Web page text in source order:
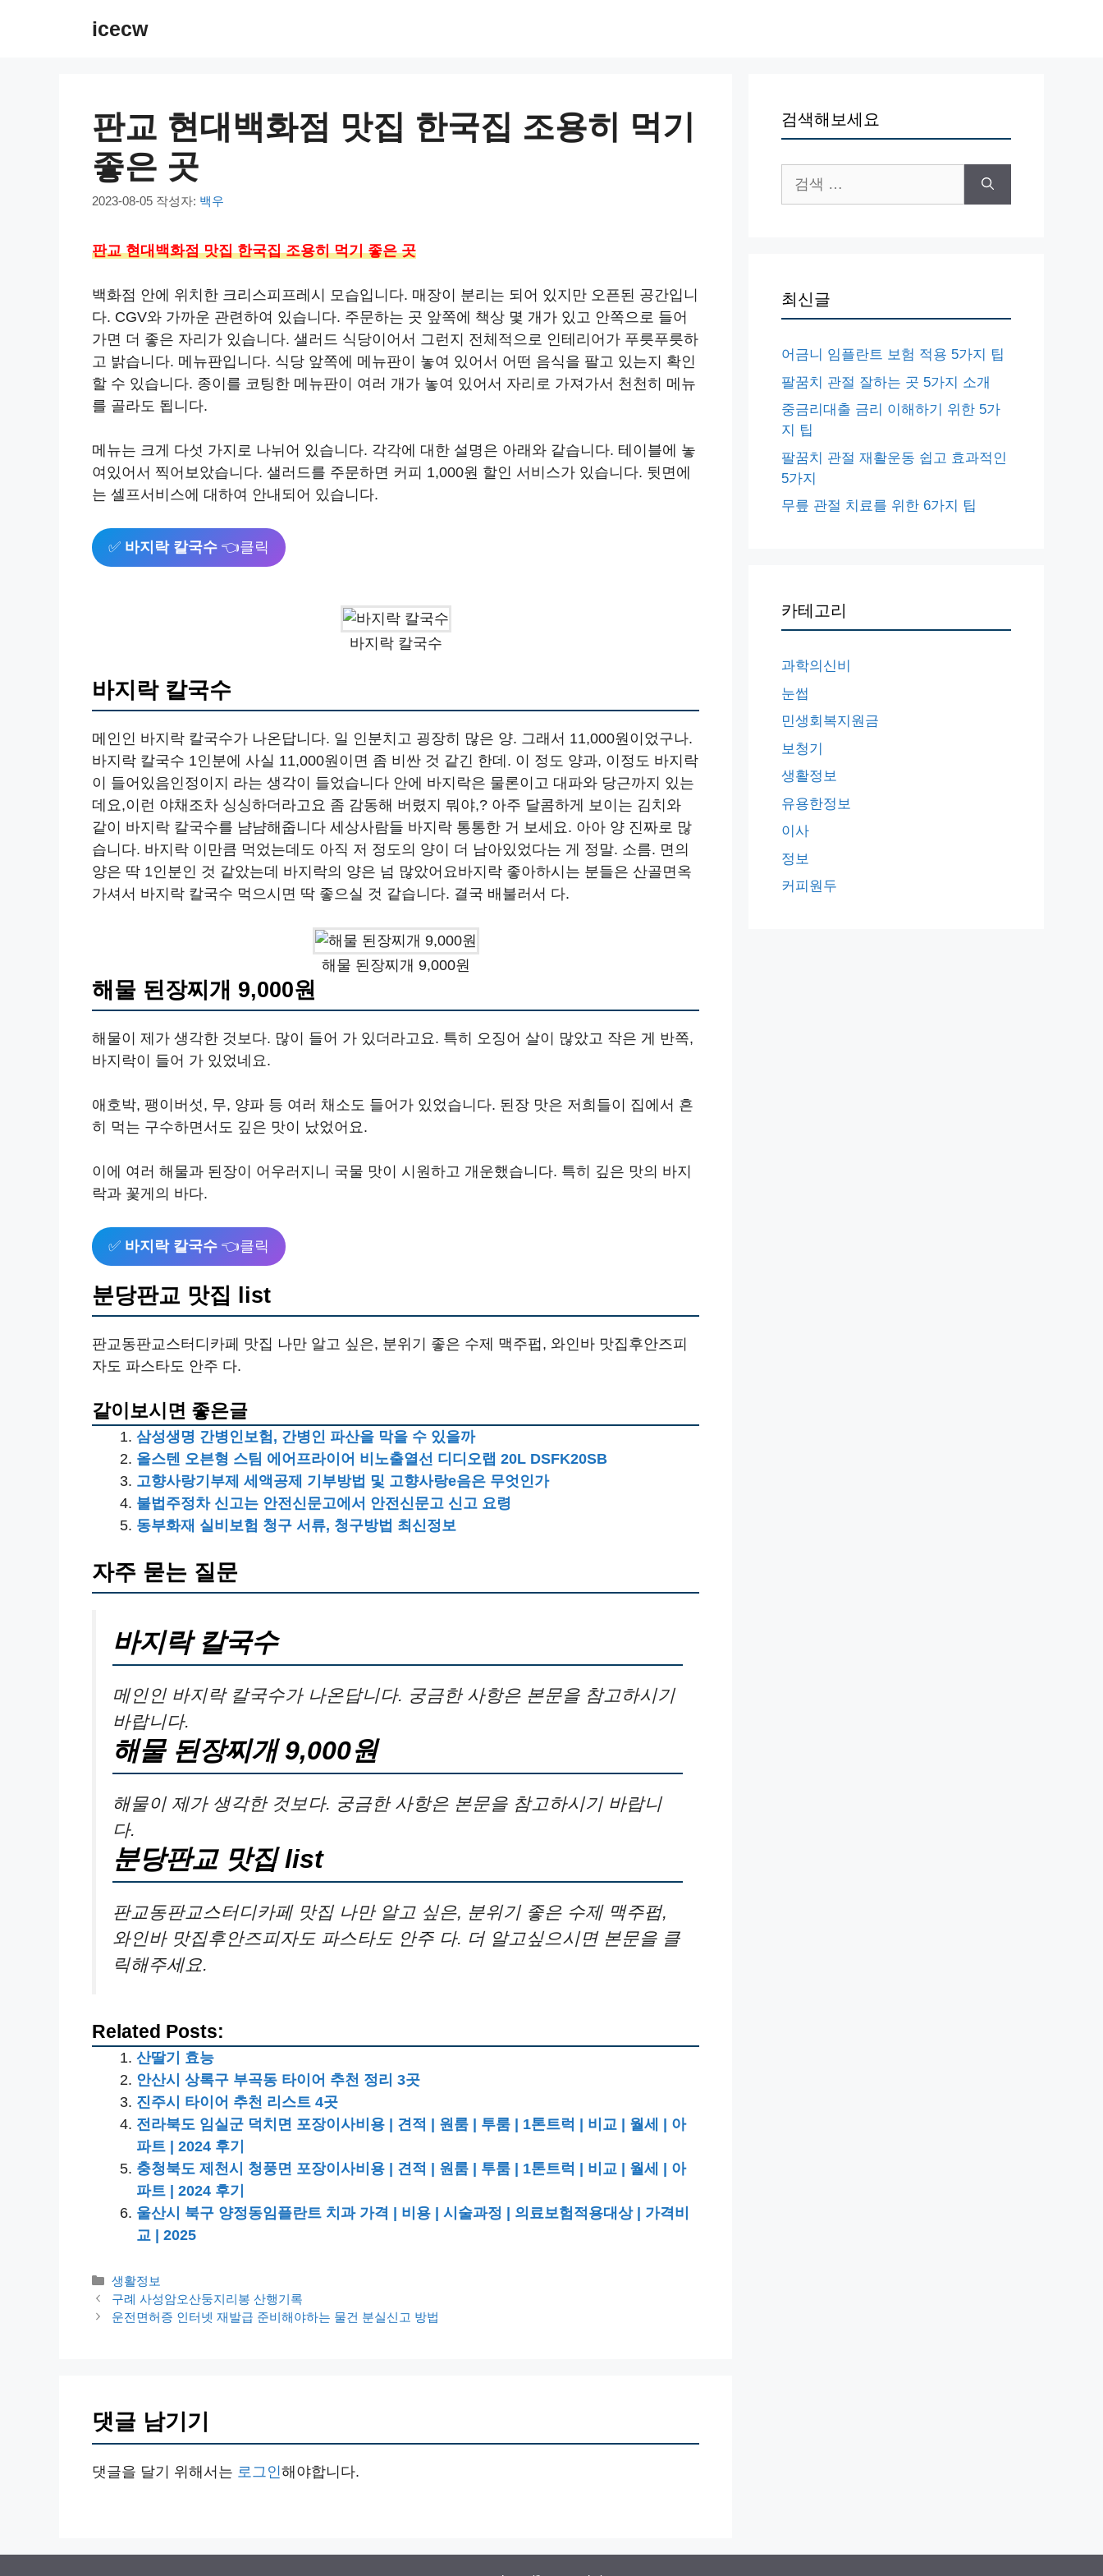
icecw
판교 현대백화점 맛집 한국집 조용히 먹기
좋은 곳
2023-08-05 작성자: 백우
판교 현대백화점 맛집 한국집 조용히 먹기 좋은 곳
백화점 안에 위치한 크리스피프레시 모습입니다. 매장이 분리는 되어 있지만 오픈된 공간입니
다. CGV와 가까운 관련하여 있습니다. 주문하는 곳 앞쪽에 책상 몇 개가 있고 안쪽으로 들어
가면 더 좋은 자리가 있습니다. 샐러드 식당이어서 그런지 전체적으로 인테리어가 푸릇푸릇하
고 밝습니다. 메뉴판입니다. 식당 앞쪽에 메뉴판이 놓여 있어서 어떤 음식을 팔고 있는지 확인
할 수 있습니다. 종이를 코팅한 메뉴판이 여러 개가 놓여 있어서 자리로 가져가서 천천히 메뉴
를 골라도 됩니다.
메뉴는 크게 다섯 가지로 나뉘어 있습니다. 각각에 대한 설명은 아래와 같습니다. 테이블에 놓
여있어서 찍어보았습니다. 샐러드를 주문하면 커피 1,000원 할인 서비스가 있습니다. 뒷면에
는 셀프서비스에 대하여 안내되어 있습니다.
✅ 바지락 칼국수 👈클릭
바지락 칼국수
바지락 칼국수
메인인 바지락 칼국수가 나온답니다. 일 인분치고 굉장히 많은 양. 그래서 11,000원이었구나.
바지락 칼국수 1인분에 사실 11,000원이면 좀 비싼 것 같긴 한데. 이 정도 양과, 이정도 바지락
이 들어있음인정이지 라는 생각이 들었습니다 안에 바지락은 물론이고 대파와 당근까지 있는
데요,이런 야채조차 싱싱하더라고요 좀 감동해 버렸지 뭐야,? 아주 달콤하게 보이는 김치와
같이 바지락 칼국수를 냠냠해줍니다 세상사람들 바지락 통통한 거 보세요. 아아 양 진짜로 많
습니다. 바지락 이만큼 먹었는데도 아직 저 정도의 양이 더 남아있었다는 게 정말. 소름. 면의
양은 딱 1인분인 것 같았는데 바지락의 양은 넘 많았어요바지락 좋아하시는 분들은 산골면옥
가셔서 바지락 칼국수 먹으시면 딱 좋으실 것 같습니다. 결국 배불러서 다.
해물 된장찌개 9,000원
해물 된장찌개 9,000원
해물이 제가 생각한 것보다. 많이 들어 가 있더라고요. 특히 오징어 살이 많았고 작은 게 반쪽,
바지락이 들어 가 있었네요.
애호박, 팽이버섯, 무, 양파 등 여러 채소도 들어가 있었습니다. 된장 맛은 저희들이 집에서 흔
히 먹는 구수하면서도 깊은 맛이 났었어요.
이에 여러 해물과 된장이 어우러지니 국물 맛이 시원하고 개운했습니다. 특히 깊은 맛의 바지
락과 꽃게의 바다.
✅ 바지락 칼국수 👈클릭
분당판교 맛집 list
판교동판교스터디카페 맛집 나만 알고 싶은, 분위기 좋은 수제 맥주펍, 와인바 맛집후안즈피
자도 파스타도 안주 다.
같이보시면 좋은글
삼성생명 간병인보험, 간병인 파산을 막을 수 있을까
올스텐 오븐형 스팀 에어프라이어 비노출열선 디디오랩 20L DSFK20SB
고향사랑기부제 세액공제 기부방법 및 고향사랑e음은 무엇인가
불법주정차 신고는 안전신문고에서 안전신문고 신고 요령
동부화재 실비보험 청구 서류, 청구방법 최신정보
자주 묻는 질문
바지락 칼국수
메인인 바지락 칼국수가 나온답니다. 궁금한 사항은 본문을 참고하시기
바랍니다.
해물 된장찌개 9,000원
해물이 제가 생각한 것보다. 궁금한 사항은 본문을 참고하시기 바랍니
다.
분당판교 맛집 list
판교동판교스터디카페 맛집 나만 알고 싶은, 분위기 좋은 수제 맥주펍,
와인바 맛집후안즈피자도 파스타도 안주 다. 더 알고싶으시면 본문을 클
릭해주세요.
Related Posts:
산딸기 효능
안산시 상록구 부곡동 타이어 추천 정리 3곳
진주시 타이어 추천 리스트 4곳
전라북도 임실군 덕치면 포장이사비용 | 견적 | 원룸 | 투룸 | 1톤트럭 | 비교 | 월세 | 아
파트 | 2024 후기
충청북도 제천시 청풍면 포장이사비용 | 견적 | 원룸 | 투룸 | 1톤트럭 | 비교 | 월세 | 아
파트 | 2024 후기
울산시 북구 양정동임플란트 치과 가격 | 비용 | 시술과정 | 의료보험적용대상 | 가격비
교 | 2025
카
테
고
생활정보
구례 사성암오산둥지리봉 산행기록
운전면허증 인터넷 재발급 준비해야하는 물건 분실신고 방법
댓글 남기기
댓글을 달기 위해서는 로그인해야합니다.
검색해보세요
색:
최신글
어금니 임플란트 보험 적용 5가지 팁
팔꿈치 관절 잘하는 곳 5가지 소개
중금리대출 금리 이해하기 위한 5가
지 팁
팔꿈치 관절 재활운동 쉽고 효과적인
5가지
무릎 관절 치료를 위한 6가지 팁
카테고리
과학의신비
눈썹
민생회복지원금
보청기
생활정보
유용한정보
이사
정보
커피원두